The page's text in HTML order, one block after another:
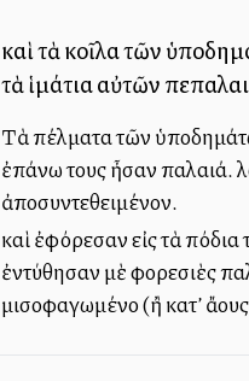
καὶ τὰ κοῖλα τῶν
τὰ ἱμάτια αὐτῶν
Τὰ πέλματα τῶν
ἐπάνω τους ἦσαν παλαιά.
ἀποσυντεθειμένον.
καὶ ἐφόρεσαν εἰς τὰ
ἐντύθησαν μὲ φορεσιὲς
μισοφαγωμένο (ἢ κατ’